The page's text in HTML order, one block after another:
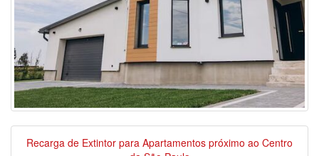
Recarga de Extintor para Apartamentos próximo ao Centro